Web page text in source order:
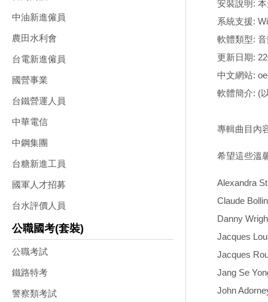
中油新進僱員
農田水利會
台電新進僱員
國營事業
台鐵營運人員
中華電信
中鋼集團
台糖新進工員
國軍人才招募
台水評價人員
公職國考(套裝)
公職考試
鐵路特考
警察類考試
安裝說明:
系統支援:
軟體類型:
更新日期:
中文網站:
軟體簡介: (
專輯曲目內
希望這些溫
Alexandra
Claude
Danny
Jacques
Jacques
Jang Se
John